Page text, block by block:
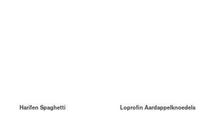
Harifen Spaghetti Loprofin Aardappelknoedels